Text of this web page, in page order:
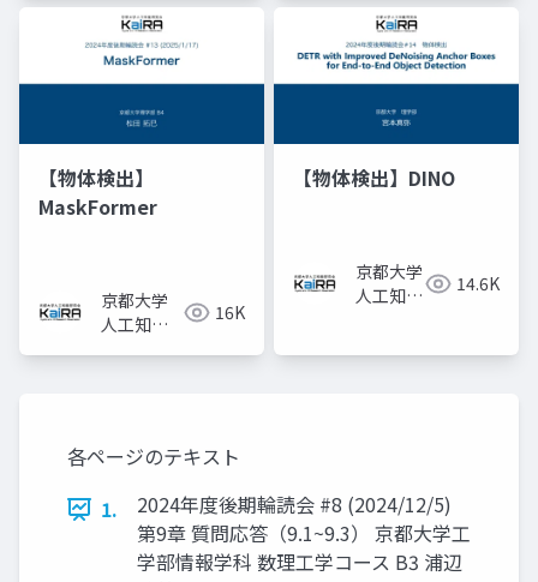
KaiRA
KaiRA
【物体検出】
MaskFormer
京都大学
人工知能
16K
【物体検出】DINO
京都大学
人工知能
14.6K
各ページのテキスト
1.
2024年度後期輪読会 #8 (2024/12/5)
第9章 質問応答（9.1~9.3） 京都大学工
学部情報学科 数理工学コース B3 浦辺